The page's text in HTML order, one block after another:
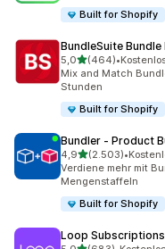
Built for Shopify
BundleSuite Bundle
5,0von 5 Sternen
(464)
464 Rezensionen
•
Mix and Match
Stunden
Built for Shopify
Bundler ‑ Product
4,9von 5 Sternen
(2.503)
2503 Rezensionen
•
Verdiene mehr mit
Mengenstaffeln
Built for Shopify
Loop